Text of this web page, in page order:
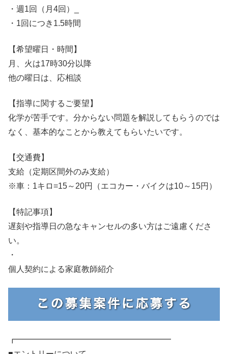
・週1回（月4回）_
・1回につき1.5時間
【希望曜日・時間】
月、火は17時30分以降
他の曜日は、応相談
【指導に関するご要望】
化学が苦手です。分からない問題を解説してもらうのでは
なく、基本的なことから教えてもらいたいです。
【交通費】
支給（定期区間外のみ支給）
※車：1キロ=15～20円（エコカー・バイクは10～15円）
【特記事項】
遅刻や指導日の急なキャンセルの多い方はご遠慮くださ
い。
・
個人契約による家庭教師紹介
┏━━━━━━━━━━━━━━━━━━━